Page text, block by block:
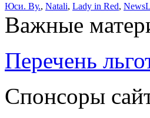
Юси. Ву., Natali, Lady in Red,
Важные
Перечень
Спонсоры